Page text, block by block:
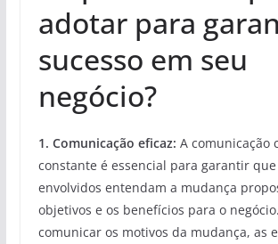
adotar para
sucesso em seu
negócio?
1. Comunicação eficaz: A comunicação
constante é essencial para garantir que
envolvidos entendam a mudança
objetivos e os benefícios para o
comunicar os motivos da mudança, as